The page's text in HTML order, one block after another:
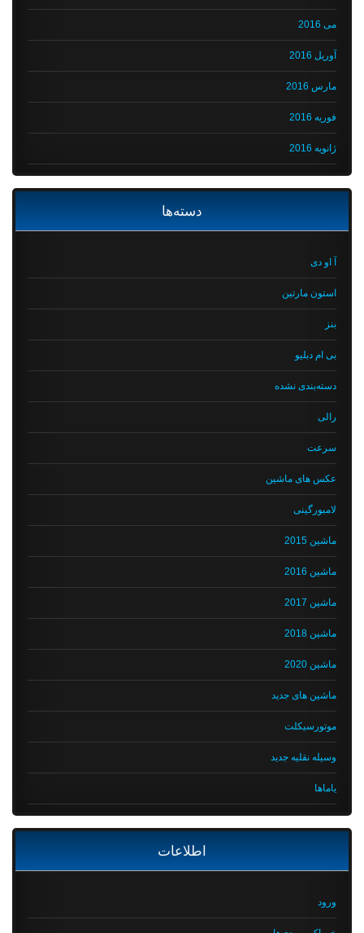
می 2016
آوریل 2016
مارس 2016
فوریه 2016
ژانویه 2016
دسته‌ها
آ او دی
استون مارتین
بی ام دبلیو
دسته‌بندی نشده
رالی
سرعت
عکس های ماشین
لامبورگینی
ماشین 2015
ماشین 2016
ماشین 2017
ماشین 2018
ماشین 2020
ماشین های جدید
موتورسیکلت
وسیله نقلیه جدید
یاماها
اطلاعات
ورود